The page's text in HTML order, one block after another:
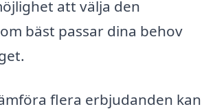
att välja den
bäst passar dina behov
flera erbjudanden kan